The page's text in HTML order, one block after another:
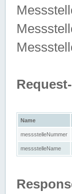
Name
messstelleNummer
messstelleName